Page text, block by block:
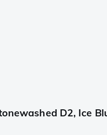
D2, Ice